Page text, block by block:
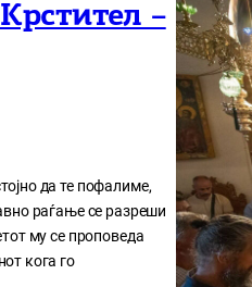
–
да те пофалиме,
раѓање се разреши
му се проповеда
кога го